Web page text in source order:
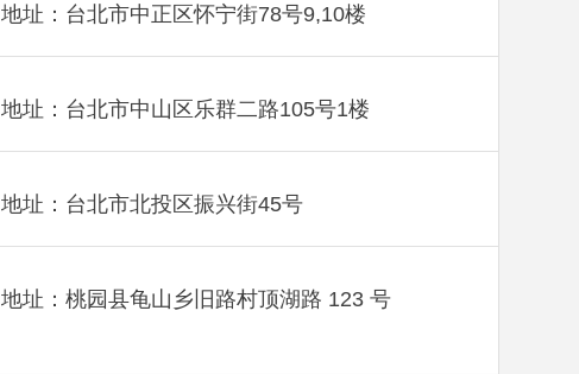
地址：台北市中正区怀宁街78号9,10楼
地址：台北市中山区乐群二路105号1楼
地址：台北市北投区振兴街45号
地址：桃园县龟山乡旧路村顶湖路 123 号